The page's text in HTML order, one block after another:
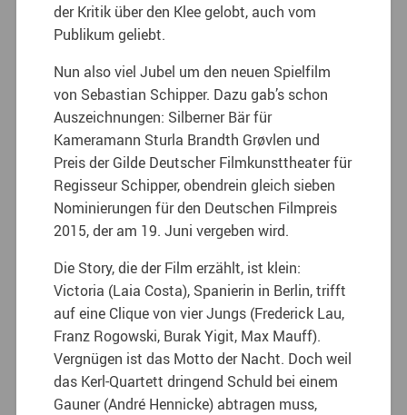
der Kritik über den Klee gelobt, auch vom
Publikum geliebt.
Nun also viel Jubel um den neuen Spielfilm
von Sebastian Schipper. Dazu gab’s schon
Auszeichnungen: Silberner Bär für
Kameramann Sturla Brandth Grøvlen und
Preis der Gilde Deutscher Filmkunsttheater für
Regisseur Schipper, obendrein gleich sieben
Nominierungen für den Deutschen Filmpreis
2015, der am 19. Juni vergeben wird.
Die Story, die der Film erzählt, ist klein:
Victoria (Laia Costa), Spanierin in Berlin, trifft
auf eine Clique von vier Jungs (Frederick Lau,
Franz Rogowski, Burak Yigit, Max Mauff).
Vergnügen ist das Motto der Nacht. Doch weil
das Kerl-Quartett dringend Schuld bei einem
Gauner (André Hennicke) abtragen muss,